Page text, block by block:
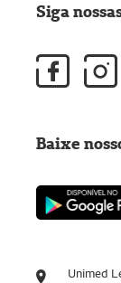
Unimed
Siga
Baixe